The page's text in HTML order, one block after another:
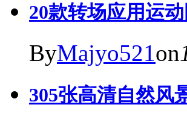
20款转场应用运
ByMajyo521on
305张高清自然风